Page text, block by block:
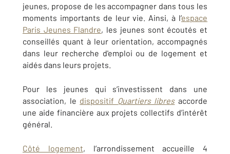
jeunes, propose de les accompagner dans tous les
moments importants de leur vie. Ainsi, à l’espace
Paris Jeunes Flandre, les jeunes sont écoutés et
conseillés quant à leur orientation, accompagnés
dans leur recherche d'emploi ou de logement et
aidés dans leurs projets.
Pour les jeunes qui s’investissent dans une
association, le dispositif Quartiers libresaccorde
une aide financière aux projets collectifs d’intérêt
général.
Côté logement, l’arrondissement accueille 4